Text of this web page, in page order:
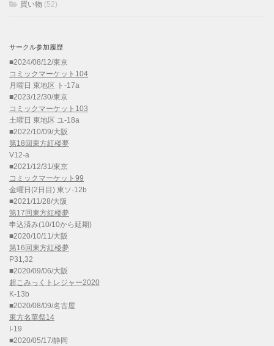
買い物 (52)
サークル参加履歴
■2024/08/12/東京
コミックマーケット104
月曜日 東地区 ト-17a
■2023/12/30/東京
コミックマーケット103
土曜日 東地区 ユ-18a
■2022/10/09/大阪
第18回東方紅楼夢
V12-a
■2021/12/31/東京
コミックマーケット99
金曜日(2日目) 東ソ-12b
■2021/11/28/大阪
第17回東方紅楼夢
申込済み(10/10から延期)
■2020/10/11/大阪
第16回東方紅楼夢
P31,32
■2020/09/06/大阪
超こみっくトレジャー2020
K-13b
■2020/08/09/名古屋
東方名華祭14
I-19
■2020/05/17/静岡